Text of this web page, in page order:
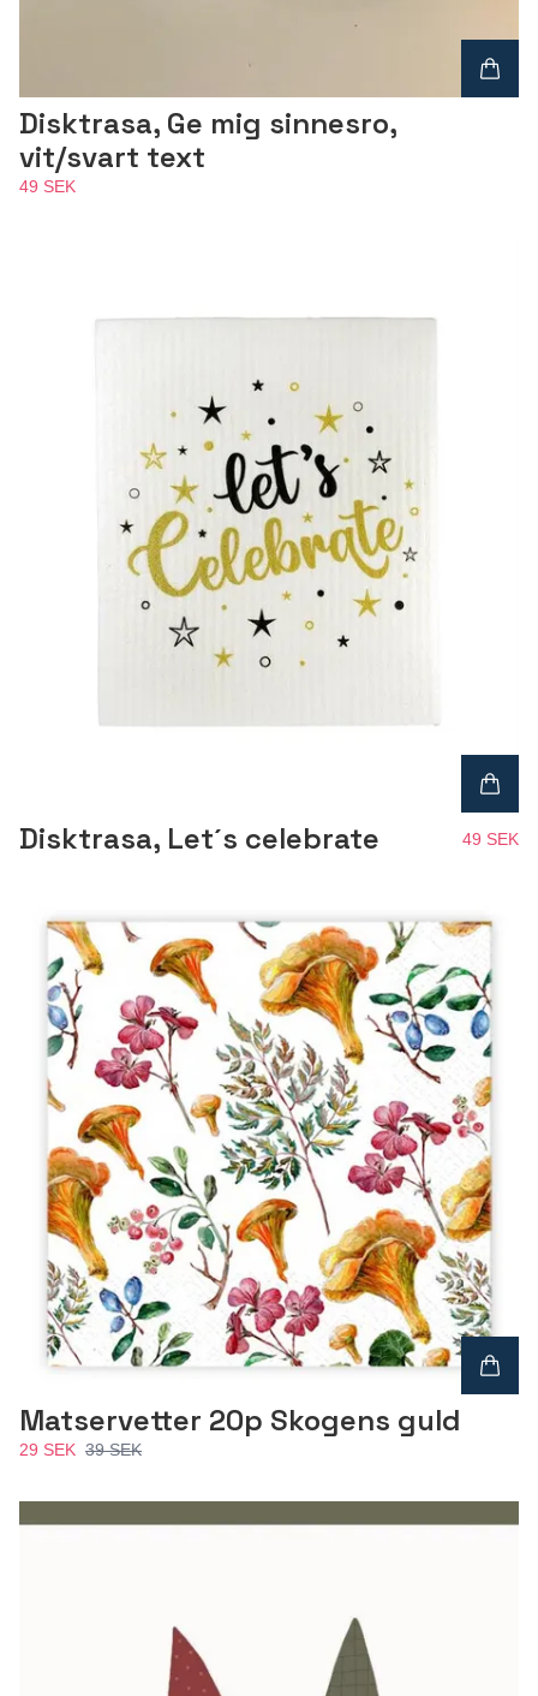
Disktrasa, Ge mig sinnesro,
vit/svart text
49 SEK
Disktrasa, Let´s celebrate 49 SEK
Matservetter 20p Skogens guld
29 SEK 39 SEK